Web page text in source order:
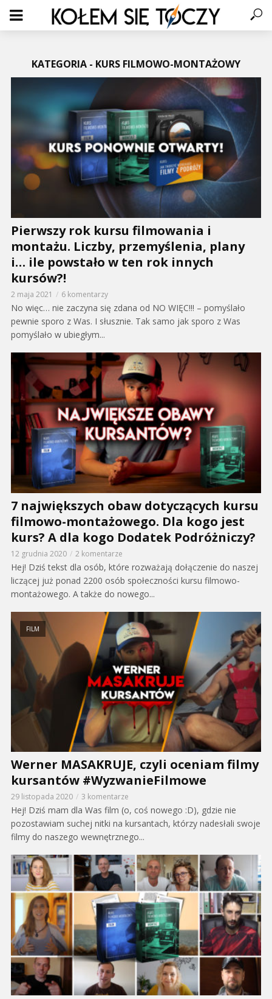
KATEGORIA - KURS FILMOWO-MONTAŻOWY
Pierwszy rok kursu filmowania i
montażu. Liczby, przemyślenia, plany
i… ile powstało w ten rok innych
kursów?!
2 maja 2021 6 komentarzy
No więc… nie zaczyna się zdana od NO WIĘC!!! – pomyślało
pewnie sporo z Was. I słusznie. Tak samo jak sporo z Was
pomyślało w ubiegłym...
7 największych obaw dotyczących kursu
filmowo-montażowego. Dla kogo jest
kurs? A dla kogo Dodatek Podróżniczy?
12 grudnia 2020 2 komentarze
Hej! Dziś tekst dla osób, które rozważają dołączenie do naszej
liczącej już ponad 2200 osób społeczności kursu filmowo-
montażowego. A także do nowego...
FILM
Werner MASAKRUJE, czyli oceniam filmy
kursantów #WyzwanieFilmowe
29 listopada 2020 3 komentarze
Hej! Dziś mam dla Was film (o, coś nowego :D), gdzie nie
pozostawiam suchej nitki na kursantach, którzy nadesłali swoje
filmy do naszego wewnętrznego...